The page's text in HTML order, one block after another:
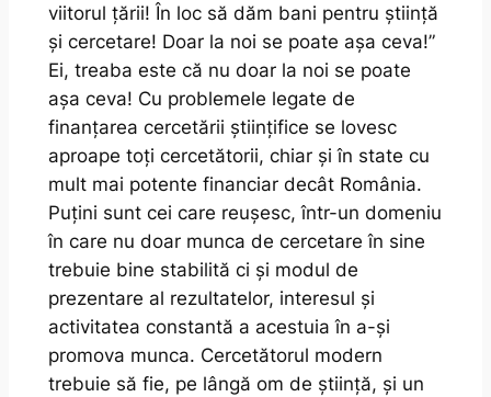
viitorul țării! În loc să dăm bani pentru știință
și cercetare! Doar la noi se poate așa ceva!”
Ei, treaba este că nu doar la noi se poate
așa ceva! Cu problemele legate de
finanțarea cercetării științifice se lovesc
aproape toți cercetătorii, chiar și în state cu
mult mai potente financiar decât România.
Puțini sunt cei care reușesc, într-un domeniu
în care nu doar munca de cercetare în sine
trebuie bine stabilită ci și modul de
prezentare al rezultatelor, interesul și
activitatea constantă a acestuia în a-și
promova munca. Cercetătorul modern
trebuie să fie, pe lângă om de știință, și un